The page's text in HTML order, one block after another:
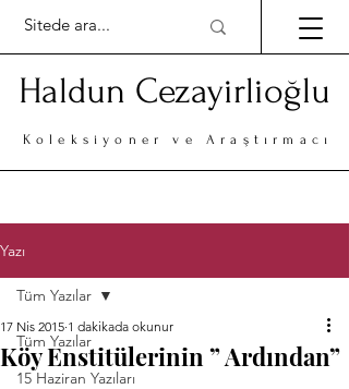
Haldun Cezayirlioğlu
Koleksiyoner ve Araştırmacı
Yazı
Tüm Yazılar
15 Haziran Yazıları
Tüm Yazılar
Köy Enstitülerinin ” Ardından”
17 Nis 2015 1 dakikada okunur